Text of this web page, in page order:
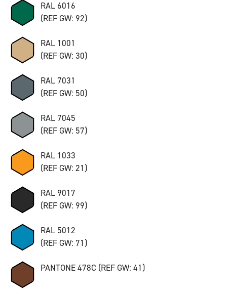
RAL 6016
(REF GW: 92)
RAL 1001
(REF GW: 30)
RAL 7031
(REF GW: 50)
RAL 7045
(REF GW: 57)
RAL 1033
(REF GW: 21)
RAL 9017
(REF GW: 99)
RAL 5012
(REF GW: 71)
PANTONE 478C (REF GW: 41)